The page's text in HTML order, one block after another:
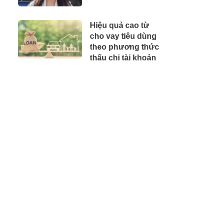
Hiệu quả cao từ
cho vay tiêu dùng
theo phương thức
thấu chi tài khoản